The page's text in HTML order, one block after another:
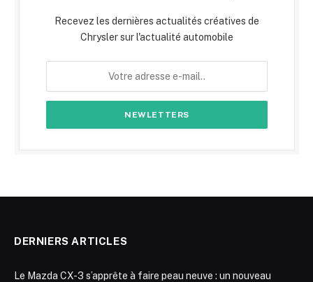
Recevez les dernières actualités créatives de
Chrysler sur l'actualité automobile
DERNIERS ARTICLES
Le Mazda CX-3 s’apprête à faire peau neuve : un nouveau